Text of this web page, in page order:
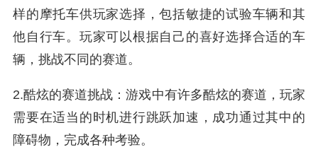
样的摩托车供玩家选择，包括敏捷的试验车辆和其
他自行车。玩家可以根据自己的喜好选择合适的车
辆，挑战不同的赛道。
2.酷炫的赛道挑战：游戏中有许多酷炫的赛道，玩家
需要在适当的时机进行跳跃加速，成功通过其中的
障碍物，完成各种考验。